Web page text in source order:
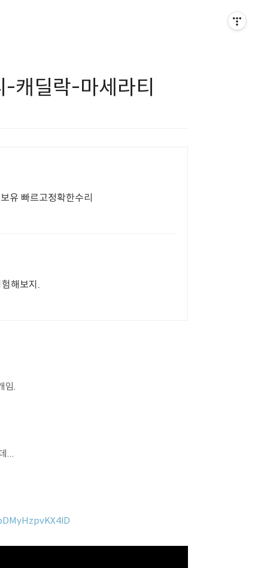
캐딜락-마세라티
유 빠르고정확한수리
해보지.
임.
...